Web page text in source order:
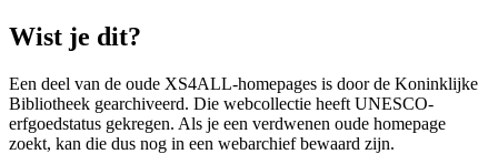
Wist je dit?
Een deel van de oude XS4ALL-homepages is door de Koninklijke
Bibliotheek gearchiveerd. Die webcollectie heeft UNESCO-
erfgoedstatus gekregen. Als je een verdwenen oude homepage
zoekt, kan die dus nog in een webarchief bewaard zijn.